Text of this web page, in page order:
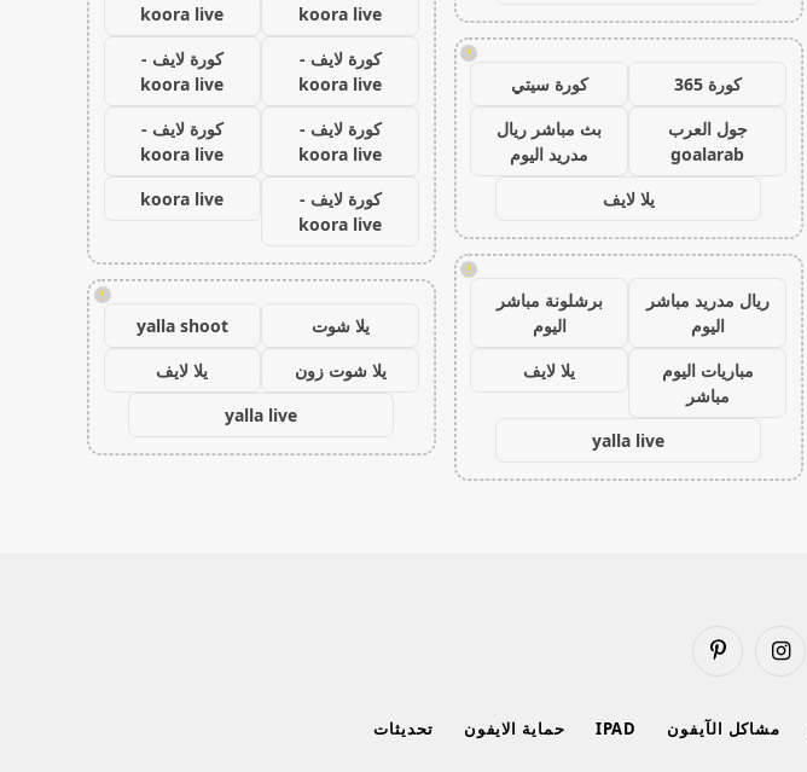
!
كورة 365
كورة سيتي
جول العرب
goalarab
بث مباشر ريال
مدريد اليوم
يلا لايف
!
ريال مدريد مباشر
اليوم
برشلونة مباشر
اليوم
مباريات اليوم
مباشر
يلا لايف
yalla live
koora live
koora live
كورة لايف -
koora live
كورة لايف -
koora live
كورة لايف -
koora live
كورة لايف -
koora live
كورة لايف -
koora live
koora live
!
يلا شوت
yalla shoot
يلا شوت زون
يلا لايف
yalla live
الانستغرامبينتيريست
مشاكل الآيفون IPAD حماية الايفون تحديثات